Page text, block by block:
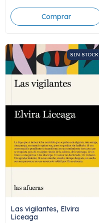
SIN STOCK
Las vigilantes, Elvira
Liceaga